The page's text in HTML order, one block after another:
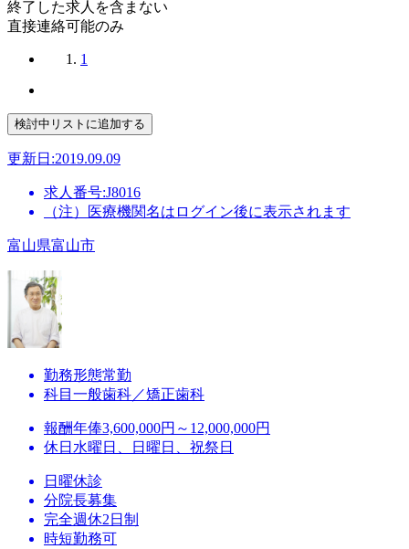
終了した求人を含まない
直接連絡可能のみ
1
更新日:2019.09.09
求人番号:J8016
（注）医療機関名はログイン後に表示されます
富山県富山市
勤務形態常勤
科目 一般歯科／矯正歯科
報酬年俸3,600,000円～12,000,000円
休日 水曜日、日曜日、祝祭日
日曜休診
分院長募集
完全週休2日制
時短勤務可